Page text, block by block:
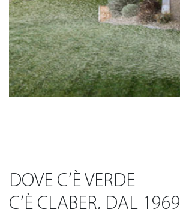
DOVE C’È VERDE
C’È CLABER, DAL 1969